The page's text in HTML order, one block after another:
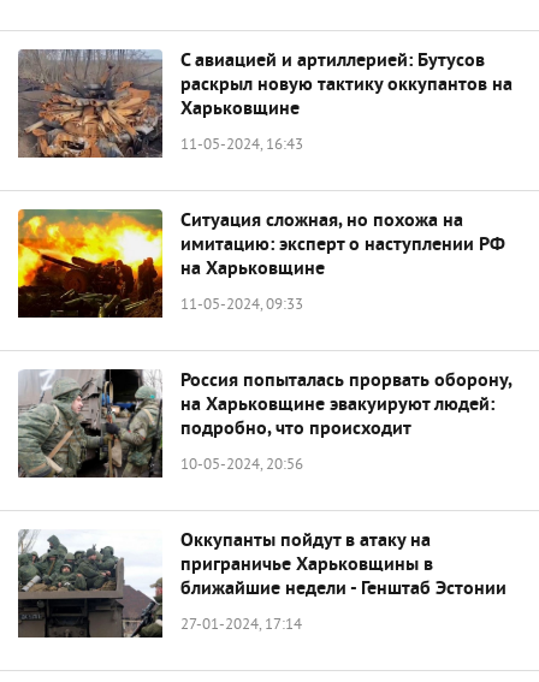
С авиацией и артиллерией: Бутусов
раскрыл новую тактику оккупантов на
Харьковщине
11-05-2024, 16:43
Ситуация сложная, но похожа на
имитацию: эксперт о наступлении РФ
на Харьковщине
11-05-2024, 09:33
Россия попыталась прорвать оборону,
на Харьковщине эвакуируют людей:
подробно, что происходит
10-05-2024, 20:56
Оккупанты пойдут в атаку на
приграничье Харьковщины в
ближайшие недели - Генштаб Эстонии
27-01-2024, 17:14